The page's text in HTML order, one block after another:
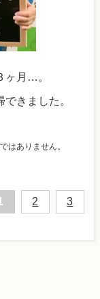
ヶ月…。
きました。
はありません。
2 3